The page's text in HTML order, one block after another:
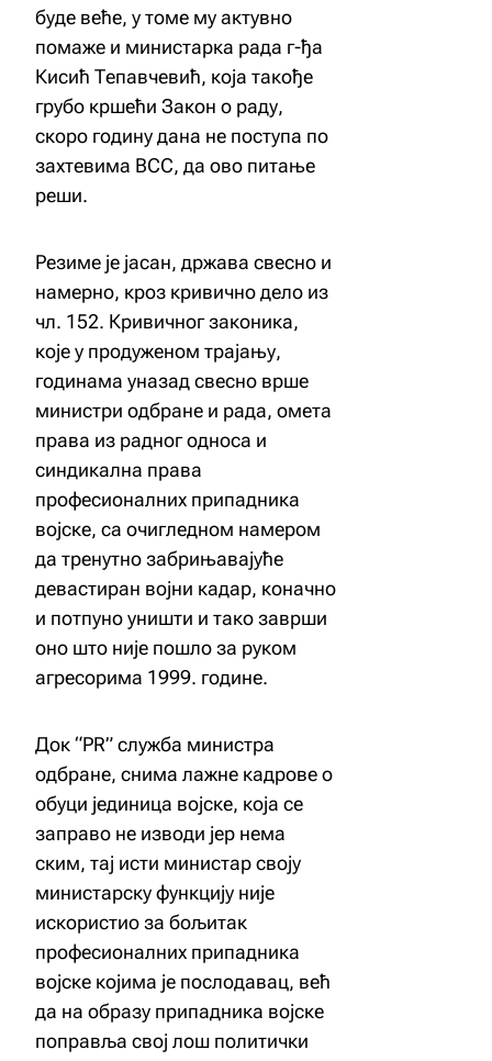
буде веће, у томе му актувно
помаже и министарка рада г-ђа
Кисић Тепавчевић, која такође
грубо кршећи Закон о раду,
скоро годину дана не поступа по
захтевима ВСС, да ово питање
реши.
Резиме је јасан, држава свесно и
намерно, кроз кривично дело из
чл. 152. Кривичног законика,
које у продуженом трајању,
годинама уназад свесно врше
министри одбране и рада, омета
права из радног односа и
синдикална права
професионалних припадника
војске, са очигледном намером
да тренутно забрињавајуће
девастиран војни кадар, коначно
и потпуно уништи и тако заврши
оно што није пошло за руком
агресорима 1999. године.
Док “PR” служба министра
одбране, снима лажне кадрове о
обуци јединица војске, која се
заправо не изводи јер нема
ским, тај исти министар своју
министарску функцију није
искористио за бољитак
професионалних припадника
војске којима је послодавац, већ
да на образу припадника војске
поправља свој лош политички